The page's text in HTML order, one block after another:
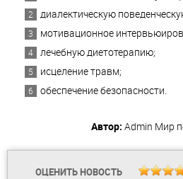
диалектическую
мотивационное
лечебную диетотерапию;
исцеление травм;
обеспечение безопасности.
Автор: Admin Мир
ОЦЕНИТЬ НОВОСТЬ